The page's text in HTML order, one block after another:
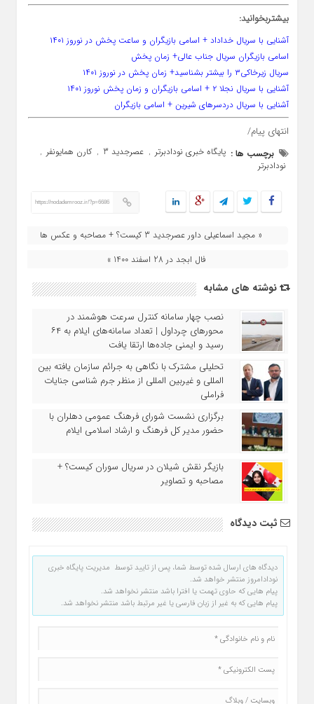
بیشتربخوانید:
آشنایی با سریال خداداد + اسامی بازیگران و ساعت پخش در نوروز ۱۴۰۱
اسامی بازیگران سریال جناب عالی+ زمان پخش
سریال زیرخاکی۳ را بیشتر بشناسید+ زمان پخش در نوروز ۱۴۰۱
آشنایی با سریال نجلا ۲ + اسامی بازیگران و زمان پخش نوروز ۱۴۰۱
آشنایی با سریال دردسرهای شیرین + اسامی بازیگران
انتهای پیام/
برچسب ها : پایگاه خبری نودادبرتر , عصرجدید 3 , کارن همایونفر ,
نودادبرتر
https://nodademrooz.ir/?p=6686
« مجید اسماعیلی داور عصرجدید 3 کیست؟ + مصاحبه و عکس ها
فال ابجد در 28 اسفند 1400 »
نوشته های مشابه
نصب چهار سامانه کنترل سرعت هوشمند در
محورهای چرداول | تعداد سامانه‌های ایلام به ۶۴
رسید و ایمنی جاده‌ها ارتقا یافت
تحلیلی مشترک با نگاهی به جرائم سازمان‌ یافته بین‌
المللی و غیربین‌ المللی از منظر جرم‌ شناسی جنایات
فراملی
برگزاری نشست شورای فرهنگ عمومی دهلران با
حضور مدیر کل فرهنگ و ارشاد اسلامی ایلام
بازیگر نقش شیلان در سریال سوران کیست؟ +
مصاحبه و تصاویر
ثبت دیدگاه
دیدگاه های ارسال شده توسط شما، پس از تایید توسط مدیریت پایگاه خبری
نودادامروز منتشر خواهد شد.
پیام هایی که حاوی تهمت یا افترا باشد منتشر نخواهد شد.
پیام هایی که به غیر از زبان فارسی یا غیر مرتبط باشد منتشر نخواهد شد.